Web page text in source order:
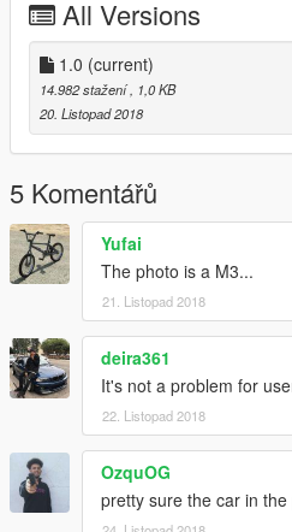
All Versions
1.0 (current)
14.982 stažení , 1,0 KB
20. Listopad 2018
5 Komentářů
Yufai
The photo is a M3...
21. Listopad 2018
deira361
It's not a problem for
22. Listopad 2018
OzquOG
pretty sure the car in